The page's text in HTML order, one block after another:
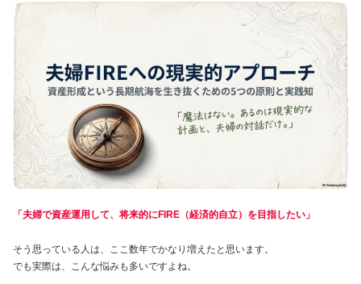
「夫婦で資産運用して、将来的にFIRE（経済的自立）を目指したい」
そう思っている人は、ここ数年でかなり増えたと思います。
でも実際は、こんな悩みも多いですよね。